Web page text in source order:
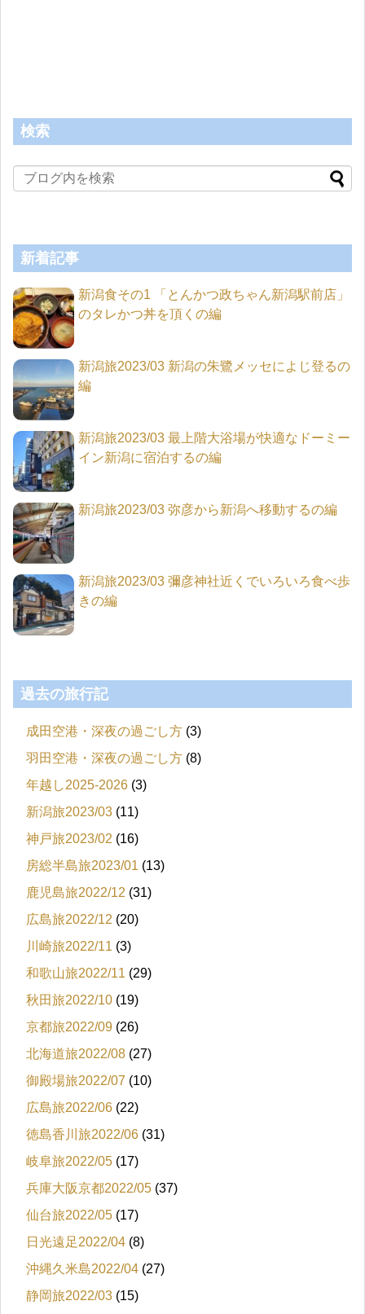
検索
新着記事
新潟食その1 「とんかつ政ちゃん新潟駅前店」
のタレかつ丼を頂くの編
新潟旅2023/03 新潟の朱鷺メッセによじ登るの
編
新潟旅2023/03 最上階大浴場が快適なドーミー
イン新潟に宿泊するの編
新潟旅2023/03 弥彦から新潟へ移動するの編
新潟旅2023/03 彌彦神社近くでいろいろ食べ歩
きの編
過去の旅行記
成田空港・深夜の過ごし方 (3)
羽田空港・深夜の過ごし方 (8)
年越し2025-2026 (3)
新潟旅2023/03 (11)
神戸旅2023/02 (16)
房総半島旅2023/01 (13)
鹿児島旅2022/12 (31)
広島旅2022/12 (20)
川崎旅2022/11 (3)
和歌山旅2022/11 (29)
秋田旅2022/10 (19)
京都旅2022/09 (26)
北海道旅2022/08 (27)
御殿場旅2022/07 (10)
広島旅2022/06 (22)
徳島香川旅2022/06 (31)
岐阜旅2022/05 (17)
兵庫大阪京都2022/05 (37)
仙台旅2022/05 (17)
日光遠足2022/04 (8)
沖縄久米島2022/04 (27)
静岡旅2022/03 (15)